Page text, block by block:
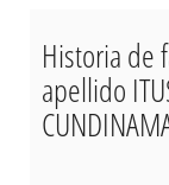
Historia de
apellido